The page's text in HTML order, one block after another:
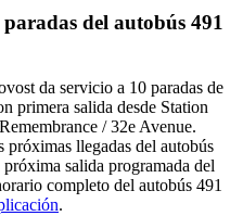
del autobús 491
da servicio a 10 paradas de
primera salida desde Station
/ 32e Avenue.
próximas llegadas del autobús
salida programada del
completo del autobús 491
.